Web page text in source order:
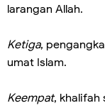
larangan Allah.
Ketiga,
umat Islam.
Keempat, khalifah